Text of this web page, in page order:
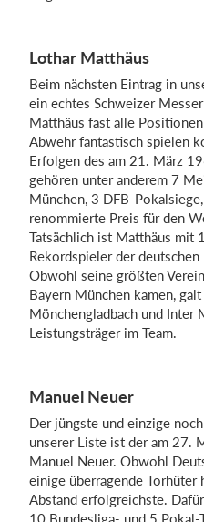
Lothar Matthäus
Beim nächsten Eintrag in
ein echtes Schweizer
Matthäus fast alle
Abwehr fantastisch spielen
Erfolgen des am 21. März
gehören unter anderem 7
München, 3 DFB-
renommierte Preis für den
Tatsächlich ist Matthäus mit
Rekordspieler der
Obwohl seine größten
Bayern München kamen,
Mönchengladbach und Inter
Leistungsträger im Team.
Manuel Neuer
Der jüngste und einzige
unserer Liste ist der am 27.
Manuel Neuer. Obwohl
einige überragende
Abstand erfolgreichste.
10 Bundesliga- und 5